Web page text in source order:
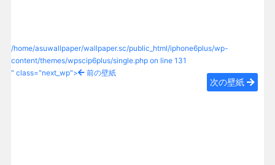
/home/asuwallpaper/wallpaper.sc/public_html/iphone6plus/wp-
content/themes/wpscip6plus/single.php on line 131
" class="next_wp">
前の壁紙
次の壁紙